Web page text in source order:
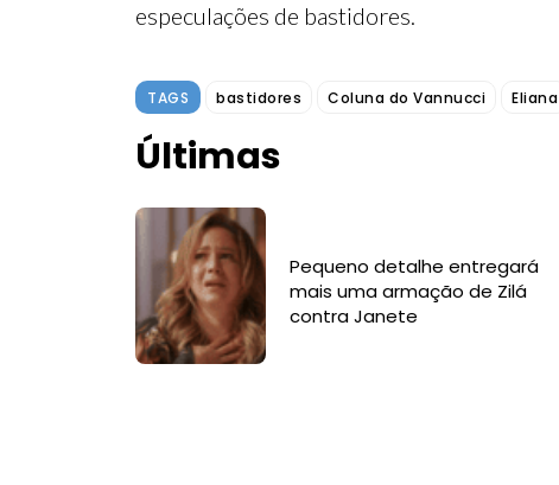
especulações de bastidores.
TAGS bastidores Coluna do Vannucci Eliana
Últimas
Pequeno detalhe entregará
mais uma armação de Zilá
contra Janete